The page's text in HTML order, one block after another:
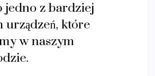
jedno z bardziej
urządzeń, które
w naszym